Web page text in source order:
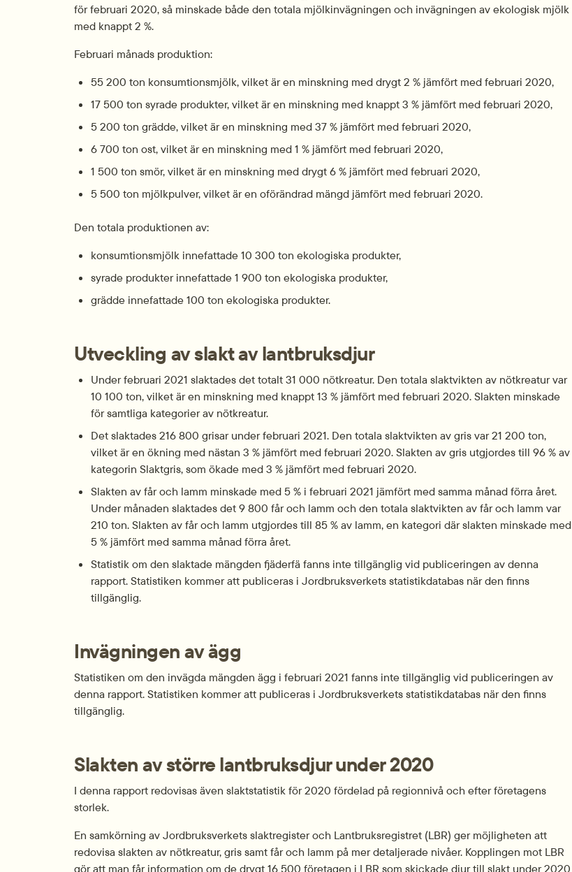
för februari 2020, så minskade både den totala mjölkinvägningen och invägningen av ekologisk mjölk
med knappt 2 %.
Februari månads produktion:
55 200 ton konsumtionsmjölk, vilket är en minskning med drygt 2 % jämfört med februari 2020,
17 500 ton syrade produkter, vilket är en minskning med knappt 3 % jämfört med februari 2020,
5 200 ton grädde, vilket är en minskning med 37 % jämfört med februari 2020,
6 700 ton ost, vilket är en minskning med 1 % jämfört med februari 2020,
1 500 ton smör, vilket är en minskning med drygt 6 % jämfört med februari 2020,
5 500 ton mjölkpulver, vilket är en oförändrad mängd jämfört med februari 2020.
Den totala produktionen av:
konsumtionsmjölk innefattade 10 300 ton ekologiska produkter,
syrade produkter innefattade 1 900 ton ekologiska produkter,
grädde innefattade 100 ton ekologiska produkter.
Utveckling av slakt av lantbruksdjur
Under februari 2021 slaktades det totalt 31 000 nötkreatur. Den totala slaktvikten av nötkreatur var
10 100 ton, vilket är en minskning med knappt 13 % jämfört med februari 2020. Slakten minskade
för samtliga kategorier av nötkreatur.
Det slaktades 216 800 grisar under februari 2021. Den totala slaktvikten av gris var 21 200 ton,
vilket är en ökning med nästan 3 % jämfört med februari 2020. Slakten av gris utgjordes till 96 % av
kategorin Slaktgris, som ökade med 3 % jämfört med februari 2020.
Slakten av får och lamm minskade med 5 % i februari 2021 jämfört med samma månad förra året.
Under månaden slaktades det 9 800 får och lamm och den totala slaktvikten av får och lamm var
210 ton. Slakten av får och lamm utgjordes till 85 % av lamm, en kategori där slakten minskade med
5 % jämfört med samma månad förra året.
Statistik om den slaktade mängden fjäderfä fanns inte tillgänglig vid publiceringen av denna
rapport. Statistiken kommer att publiceras i Jordbruksverkets statistikdatabas när den finns
tillgänglig.
Invägningen av ägg
Statistiken om den invägda mängden ägg i februari 2021 fanns inte tillgänglig vid publiceringen av
denna rapport. Statistiken kommer att publiceras i Jordbruksverkets statistikdatabas när den finns
tillgänglig.
Slakten av större lantbruksdjur under 2020
I denna rapport redovisas även slaktstatistik för 2020 fördelad på regionnivå och efter företagens
storlek.
En samkörning av Jordbruksverkets slaktregister och Lantbruksregistret (LBR) ger möjligheten att
redovisa slakten av nötkreatur, gris samt får och lamm på mer detaljerade nivåer. Kopplingen mot LBR
gör att man får information om de drygt 16 500 företagen i LBR som skickade djur till slakt under 2020